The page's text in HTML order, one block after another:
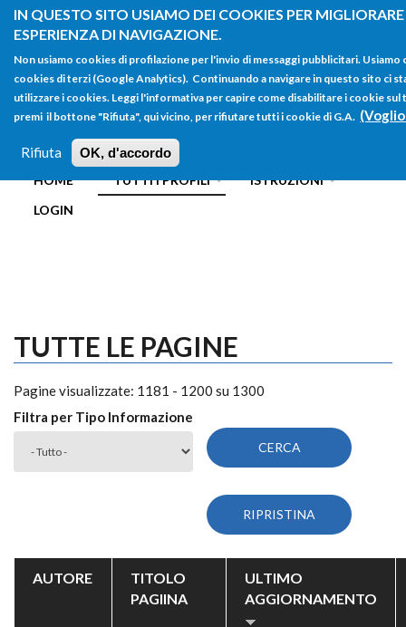
IN QUESTO SITO USIAMO DEI COOKIES PER
ESPERIENZA DI NAVIGAZIONE.
Non usiamo cookies di profilazione per l'invio di messaggi pubblicitari. Usiamo
cookies di terzi (Google Analytics). Continuando a navigare in questo sito ci
utilizzare i cookies. Leggi l'informativa per capire come disabilitare i cookie
premi il bottone "Rifiuta", qui vicino, per rifiutare tutti i cookie di G.A.
Rifiuta OK, d'accordo
Salta al contenuto principale
FORM
DI
RICERCA
Main menu
HOME TUTTI I PROFILI
ISTRUZIONI
LOGIN
TUTTE LE PAGINE
Pagine visualizzate: 1181 - 1200 su 1300
Filtra per Tipo Informazione
AUTORE
TITOLO
PAGIINA
ULTIMO
AGGIORNAMENTO